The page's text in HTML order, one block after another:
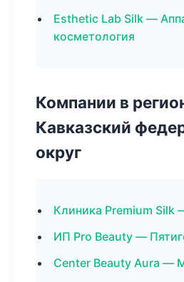
Esthetic Lab Silk —
косметология
Компании в
Кавказский
округ
Клиника Premium Silk
ИП Pro Beauty —
Center Beauty Aura —